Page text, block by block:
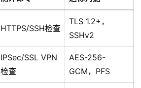
HTTPS/SSH检查
TLS 1.2+，
SSHv2
IPSec/SSL VPN
检查
AES-256-
GCM，PFS